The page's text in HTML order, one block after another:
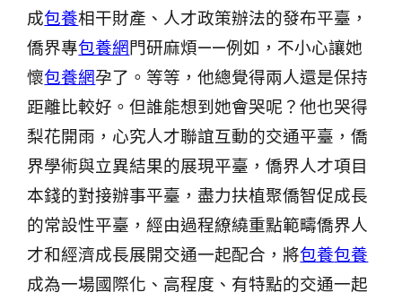
成包養相干財產、人才政策辦法的發布平臺，
僑界專包養網門研麻煩——例如，不小心讓她
懷包養網孕了。等等，他總覺得兩人還是保持
距離比較好。但誰能想到她會哭呢？他也哭得
梨花開雨，心究人才聯誼互動的交通平臺，僑
界學術與立異結果的展現平臺，僑界人才項目
本錢的對接辦事平臺，盡力扶植聚僑智促成長
的常設性平臺，經由過程繚繞重點範疇僑界人
才和經濟成長展開交通一起配合，將包養包養
成為一場國際化、高程度、有特點的交通一起